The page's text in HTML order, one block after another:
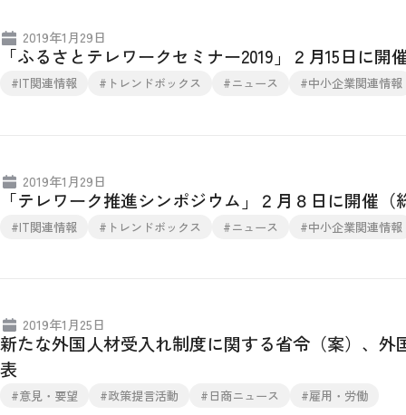
2019年1月29日
「ふるさとテレワークセミナー2019」２月15日に開
#IT関連情報 #トレンドボックス #ニュース #中小企業関連情報
2019年1月29日
「テレワーク推進シンポジウム」２月８日に開催（
#IT関連情報 #トレンドボックス #ニュース #中小企業関連情報
2019年1月25日
新たな外国人材受入れ制度に関する省令（案）、
表
#意見・要望 #政策提言活動 #日商ニュース #雇用・労働